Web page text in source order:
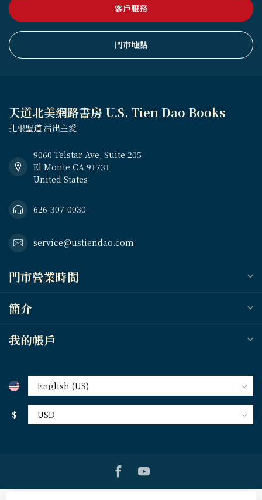
客戶服務
門市地點
天道北美網路書房 U.S. Tien Dao Books
扎根聖道 活出主愛
9060 Telstar Ave, Suite 205
El Monte CA 91731
United States
626-307-0030
service@ustiendao.com
門市營業時間
簡介
我的帳戶
$